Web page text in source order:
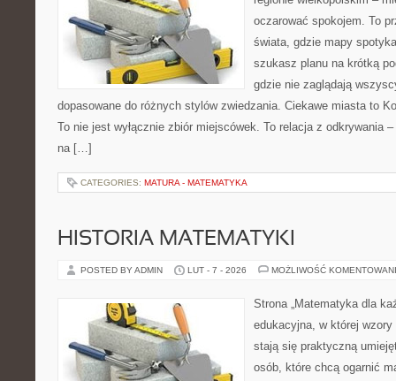
oczarować spokojem. To
świata, gdzie mapy
szukasz planu na krótką
gdzie nie zaglądają
dopasowane do różnych stylów zwiedzania. Ciekawe miasta to
To nie jest wyłącznie zbiór miejscówek. To relacja z odkrywania
na […]
CATEGORIES: MATURA - MATEMATYKA
HISTORIA MATEMATYKI
POSTED BY ADMIN LUT - 7 - 2026 MOŻLIWOŚĆ
Strona „Matematyka dla
edukacyjna, w której
stają się praktyczną
osób, które chcą ogarnić